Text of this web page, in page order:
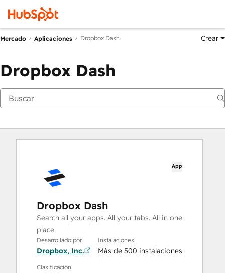
Mercado Aplicaciones Dropbox Dash Crear
Dropbox Dash
App
Dropbox Dash
Search all your apps. All your tabs. All in one
place.
Desarrollado por
Dropbox, Inc.
Instalaciones
Más de 500 instalaciones
Clasificación